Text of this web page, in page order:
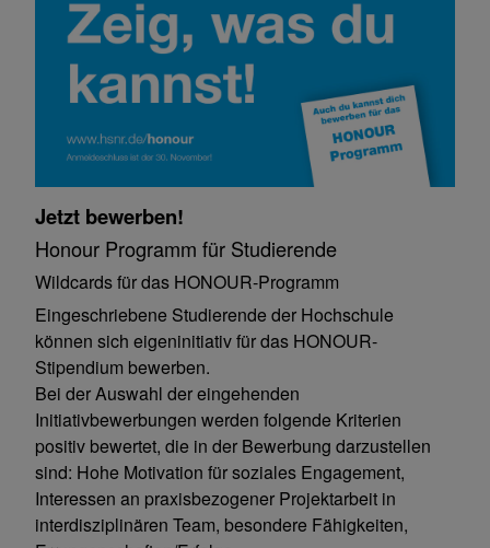
Jetzt bewerben!
Honour Programm für Studierende
Wildcards für das HONOUR-Programm
Eingeschriebene Studierende der Hochschule
können sich eigeninitiativ für das HONOUR-
Stipendium bewerben.
Bei der Auswahl der eingehenden
Initiativbewerbungen werden folgende Kriterien
positiv bewertet, die in der Bewerbung darzustellen
sind: Hohe Motivation für soziales Engagement,
Interessen an praxisbezogener Projektarbeit in
interdisziplinären Team, besondere Fähigkeiten,